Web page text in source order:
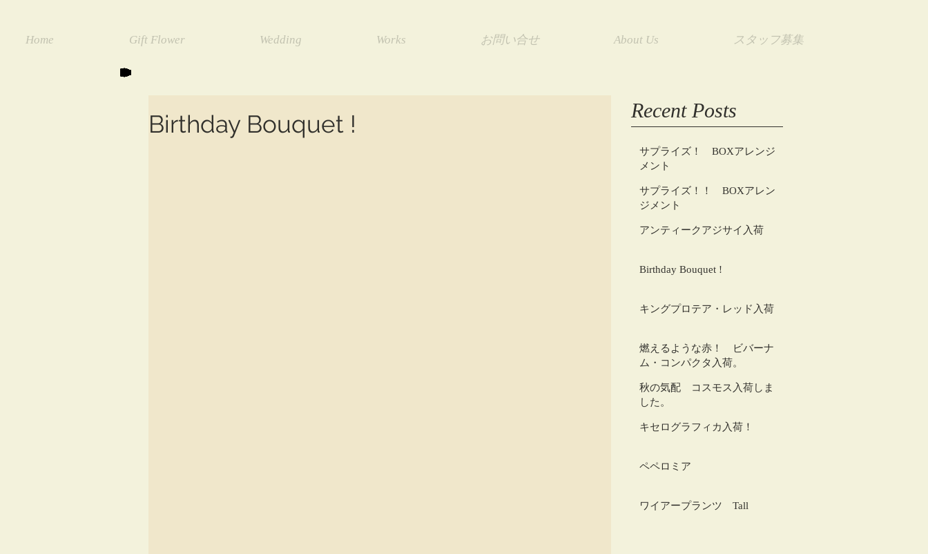
Home Gift Flower Wedding Works お問い合せ About Us スタッフ募集
Birthday Bouquet ! Recent Posts
サプライズ！ BOXアレンジ
メント
サプライズ！！ BOXアレン
ジメント
アンティークアジサイ入荷
Birthday Bouquet !
キングプロテア・レッド入荷
燃えるような赤！ ビバーナ
ム・コンパクタ入荷。
秋の気配 コスモス入荷しま
した。
キセログラフィカ入荷！
ペペロミア
ワイアープランツ Tall